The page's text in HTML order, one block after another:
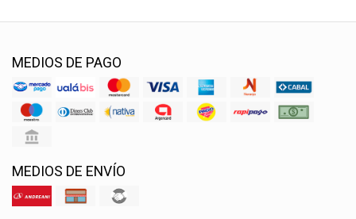
MEDIOS DE PAGO
MEDIOS DE ENVÍO